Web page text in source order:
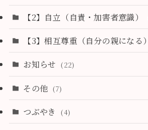
【2】自立（自責・加害者意識）
【3】相互尊重（自分の親になる）
お知らせ (22)
その他 (7)
つぶやき (4)